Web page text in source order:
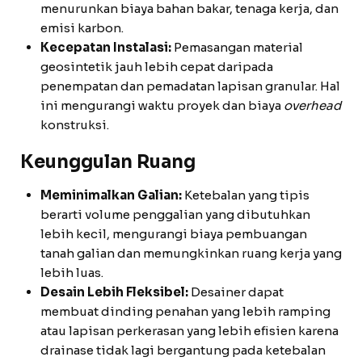
menurunkan biaya bahan bakar, tenaga kerja, dan
emisi karbon.
Kecepatan Instalasi: Pemasangan material
geosintetik jauh lebih cepat daripada
penempatan dan pemadatan lapisan granular. Hal
ini mengurangi waktu proyek dan biaya overhead
konstruksi.
Keunggulan Ruang
Meminimalkan Galian: Ketebalan yang tipis
berarti volume penggalian yang dibutuhkan
lebih kecil, mengurangi biaya pembuangan
tanah galian dan memungkinkan ruang kerja yang
lebih luas.
Desain Lebih Fleksibel: Desainer dapat
membuat dinding penahan yang lebih ramping
atau lapisan perkerasan yang lebih efisien karena
drainase tidak lagi bergantung pada ketebalan